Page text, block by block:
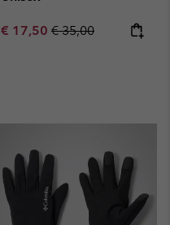
Sale price:
€ 17,50 Regular price:
€ 35,00